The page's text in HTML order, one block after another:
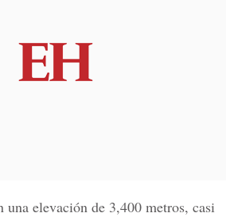
una elevación de 3,400 metros, casi